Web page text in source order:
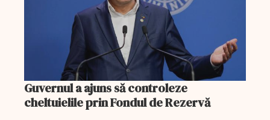
Guvernul a ajuns să controleze
cheltuielile prin Fondul de Rezervă